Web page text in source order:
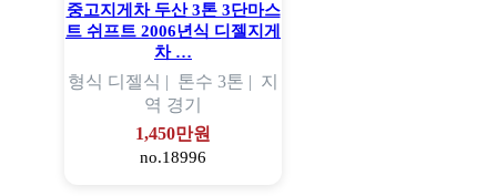
중고지게차 두산 3톤 3단마스
트 쉬프트 2006년식 디젤지게
차 …
형식 디젤식 | 톤수 3톤 | 지
역 경기
1,450만원
no.18996